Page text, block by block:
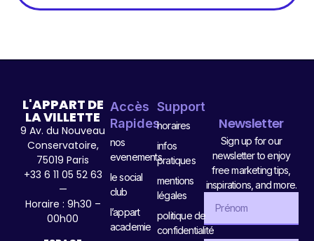
L'APPART DE
LA VILLETTE
9 Av. du Nouveau
Conservatoire,
75019 Paris
+33 6 11 05 52 63
—
Horaire : 9h30 –
00h00
Accès
Rapides
nos
evenements
le social
club
l’appart
academie
Support
horaires
infos
pratiques
mentions
légales
politique de
confidentialité
Newsletter
Sign up for our
newsletter to enjoy
free marketing tips,
inspirations, and more.